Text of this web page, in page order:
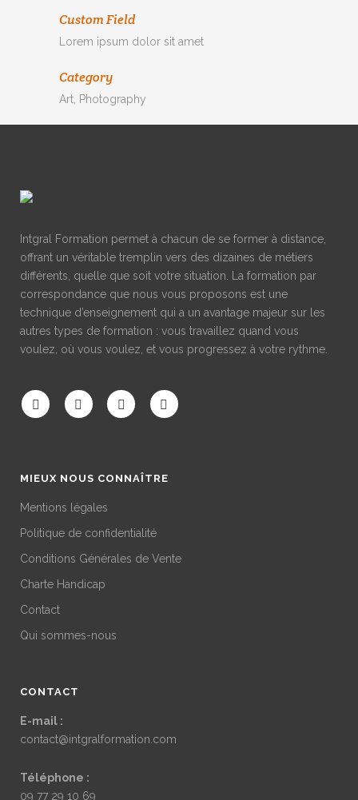
Custom Field
Lorem ipsum dolor sit amet
Category
Art, Photography
Intgral Formation permet à chacun de se former à distance,
offrant un véritable tremplin vers des dizaines de métiers
différents, quelle que soit votre situation. La formation par
correspondance que nous vous proposons est une
technique d’enseignement qui a un avantage majeur sur les
autres types de formation : vous travaillez quand vous
voulez, où vous voulez, et vous progressez à votre rythme.
MIEUX NOUS CONNAÎTRE
Mentions légales
Politique de confidentialité
Conditions Générales de Vente
Charte Handicap
Contact
Qui sommes-nous
CONTACT
E-mail :
contact@intgralformation.com
Téléphone :
09 77 29 10 69